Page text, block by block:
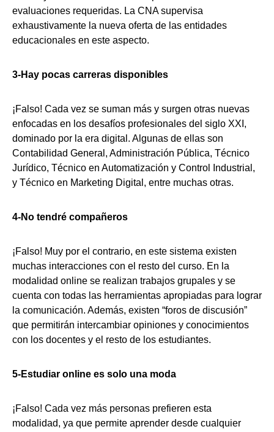
evaluaciones requeridas. La CNA supervisa
exhaustivamente la nueva oferta de las entidades
educacionales en este aspecto.
3-Hay pocas carreras disponibles
¡Falso! Cada vez se suman más y surgen otras nuevas
enfocadas en los desafíos profesionales del siglo XXI,
dominado por la era digital. Algunas de ellas son
Contabilidad General, Administración Pública, Técnico
Jurídico, Técnico en Automatización y Control Industrial,
y Técnico en Marketing Digital, entre muchas otras.
4-No tendré compañeros
¡Falso! Muy por el contrario, en este sistema existen
muchas interacciones con el resto del curso. En la
modalidad online se realizan trabajos grupales y se
cuenta con todas las herramientas apropiadas para lograr
la comunicación. Además, existen “foros de discusión”
que permitirán intercambiar opiniones y conocimientos
con los docentes y el resto de los estudiantes.
5-Estudiar online es solo una moda
¡Falso! Cada vez más personas prefieren esta
modalidad, ya que permite aprender desde cualquier